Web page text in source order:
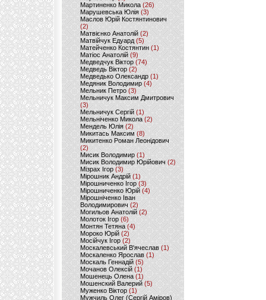
Мартиненко Микола (26)
Марушевська Юлія (3)
Маслов Юрій Костянтинович
(2)
Матвієнко Анатолій (2)
Матвійчук Едуард(5)
Матейченко Костянтин (1)
Матіос Анатолій (9)
Медведчук Віктор(74)
Медведь Віктор (2)
Медведько Олександр (1)
Медяник Володимир(4)
Мельник Петро (3)
Мельничук Максим Дмитрович
(3)
Мельничук Сергій (1)
Мельніченко Микола (2)
Мендель Юлія (2)
Микитась Максим (8)
Микитенко Роман Леонідович
(2)
Мисик Володимир (1)
Мисик Володимир Юрійович(2)
Мізрах Ігор(3)
Мірошник Андрій(1)
Мірошниченко Ігор (3)
Мірошниченко Юрій(4)
Мірошніченко Іван
Володимирович (2)
Могильов Анатолій (2)
Молоток Ігор (6)
Монтян Тетяна (4)
Мороко Юрій(2)
Мосійчук Ігор (2)
Москалевський В'ячеслав (1)
Москаленко Ярослав (1)
Москаль Геннадій (5)
Мочанов Олексій(1)
Мошенець Олена(1)
Мошенский Валерий (5)
Муженко Віктор (1)
Мужчиль Олег (Сергій Аміров)